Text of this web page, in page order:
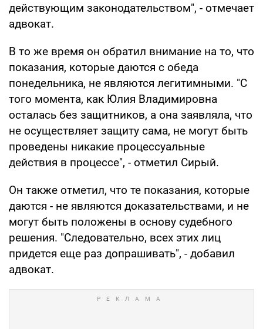
действующим законодательством", - отмечает
адвокат.
В то же время он обратил внимание на то, что
показания, которые даются с обеда
понедельника, не являются легитимными. "С
того момента, как Юлия Владимировна
осталась без защитников, а она заявляла, что
не осуществляет защиту сама, не могут быть
проведены никакие процессуальные
действия в процессе", - отметил Сирый.
Он также отметил, что те показания, которые
даются - не являются доказательствами, и не
могут быть положены в основу судебного
решения. "Следовательно, всех этих лиц
придется еще раз допрашивать", - добавил
адвокат.